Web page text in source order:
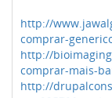
http://
comprar-
http://
comprar-mais-
http://